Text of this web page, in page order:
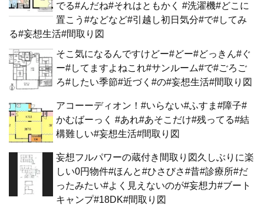
でる#んだね#それはともかく #洗濯機#どこに
置こう#などなど#引越し初日気分#で#してみ
る#妄想生活#間取り図
そこ気になるんですけどー#どー#どっきん#ぐ
ー#してますよねこれ#サンルーム#で#ごろご
ろ#したい季節#近づく#の#妄想生活#間取り図
アコーーディオン！#いらない#ふすま#障子#
かむばーっく #あれ#あそこだけ#残ってる#結
構難しい#妄想生活#間取り図
妄想フルパワーの蔵付き間取り図久しぶりに楽
しい0円物件#ほんと#ひさびさ#昔#診療所#だ
ったみたい#よく見えないのが#妄想力#ブート
キャンプ#18DK#間取り図